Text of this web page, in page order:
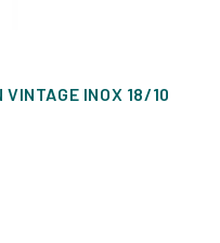
VINTAGE INOX 18/10